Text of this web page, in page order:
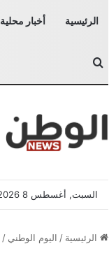
الرئيسية أخبار محلية
بحث عن
السبت, أغسطس 8 2026
الرئيسية / اليوم الوطني /